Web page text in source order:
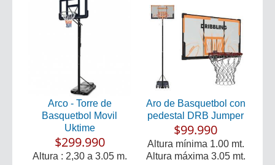
Arco - Torre de
Basquetbol Movil
Uktime
$299.990
Altura : 2,30 a 3.05 m.
Aro de Basquetbol con
pedestal DRB Jumper
$99.990
Altura mínima 1.00 mt.
Altura máxima 3.05 mt.